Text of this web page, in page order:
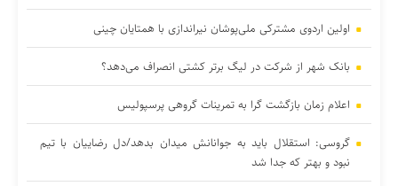
اولین اردوی مشترکی ملی‌پوشان نیراندازی با همتایان چینی
بانک شهر از شرکت در لیگ برتر کشتی انصراف می‌دهد؟
اعلام زمان بازگشت گرا به تمرینات گروهی پرسپولیس
گروسی: استقلال باید به جوانانش میدان بدهد/دل رضاییان با تیم
نبود و بهتر که جدا شد